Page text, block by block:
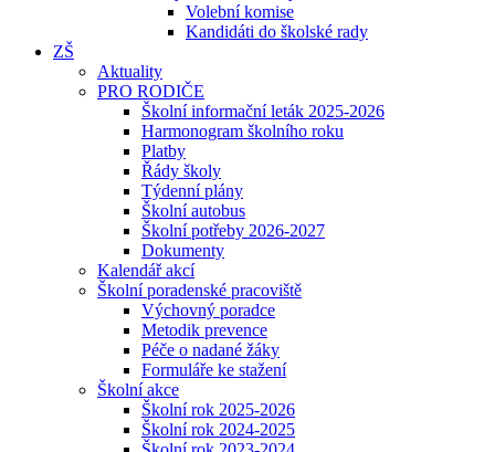
Volební komise
Kandidáti do školské rady
ZŠ
Aktuality
PRO RODIČE
Školní informační leták 2025-2026
Harmonogram školního roku
Platby
Řády školy
Týdenní plány
Školní autobus
Školní potřeby 2026-2027
Dokumenty
Kalendář akcí
Školní poradenské pracoviště
Výchovný poradce
Metodik prevence
Péče o nadané žáky
Formuláře ke stažení
Školní akce
Školní rok 2025-2026
Školní rok 2024-2025